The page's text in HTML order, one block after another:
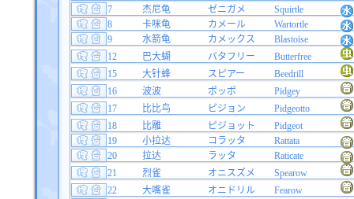
7
杰尼龟 ゼニガメ
Squirtle
8
卡咪龟 カメール
Wartortle
9
水箭龟 カメックス
Blastoise
12
巴大蝴 バタフリー
Butterfree
15
大针蜂 スピアー
Beedrill
16
波波 ポッポ
Pidgey
17
比比鸟 ピジョン
Pidgeotto
18
比雕 ピジョット
Pidgeot
19
小拉达 コラッタ
Rattata
20
拉达 ラッタ
Raticate
21
烈雀 オニスズメ
Spearow
22
大嘴雀 オニドリル
Fearow